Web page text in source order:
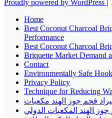
Proudly powered by WordPress |
Home
Best Coconut Charcoal
Performance
Best Coconut Charcoal
Briquette Market Demand
Contact
Environmentally Safe
Privacy Policy
Technique for Reducing
فحم جوز الهند مكعبات
الهند المكعبات الدولي